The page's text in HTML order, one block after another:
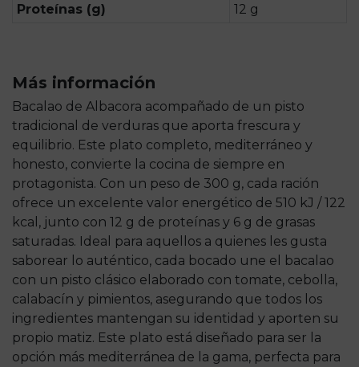
Proteínas (g)
12 g
Más información
Bacalao de Albacora acompañado de un pisto
tradicional de verduras que aporta frescura y
equilibrio. Este plato completo, mediterráneo y
honesto, convierte la cocina de siempre en
protagonista. Con un peso de 300 g, cada ración
ofrece un excelente valor energético de 510 kJ / 122
kcal, junto con 12 g de proteínas y 6 g de grasas
saturadas. Ideal para aquellos a quienes les gusta
saborear lo auténtico, cada bocado une el bacalao
con un pisto clásico elaborado con tomate, cebolla,
calabacín y pimientos, asegurando que todos los
ingredientes mantengan su identidad y aporten su
propio matiz. Este plato está diseñado para ser la
opción más mediterránea de la gama, perfecta para